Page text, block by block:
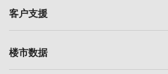
人才招募
一手新房
减价
客户支援
自助放盘
楼市数据